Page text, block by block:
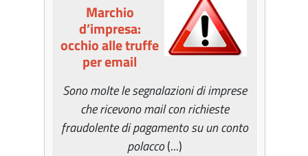
Marchio
d’impresa:
occhio alle truffe
per email
Sono molte le segnalazioni di imprese
che ricevono mail con richieste
fraudolente di pagamento su un conto
polacco(...)